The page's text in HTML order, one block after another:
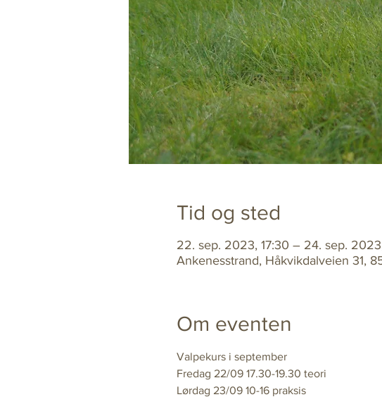
Tid og sted
22. sep. 2023, 17:30 – 24. sep.
Ankenesstrand, Håkvikdalveien 31,
Om eventen
Valpekurs i september
Fredag 22/09 17.30-19.30 teori
Lørdag 23/09 10-16 praksis